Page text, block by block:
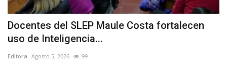
Docentes del SLEP Maule Costa fortalecen
uso de Inteligencia...
Editora Agosto 5, 2026 99